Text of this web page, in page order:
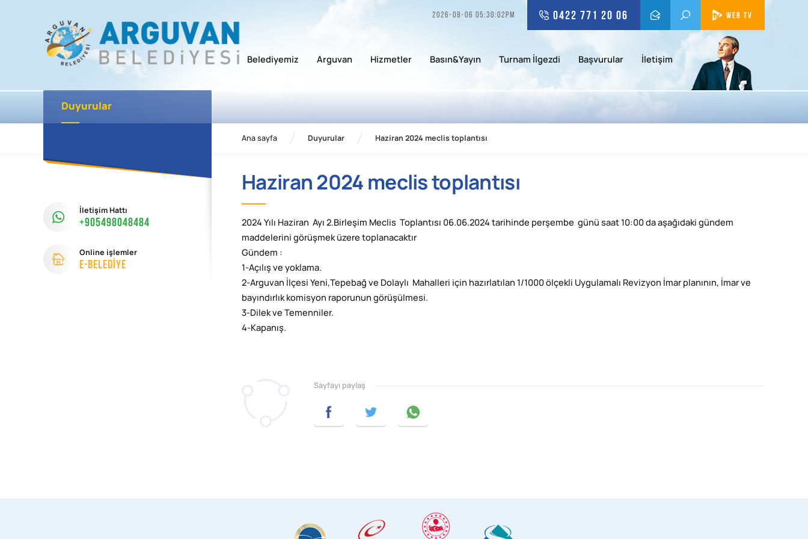
WEB TV
0422 771 20 06
2026-08-06 05:30:02pm
Belediyemiz Arguvan Hizmetler Basın&Yayın Turnam İlgezdi Başvurular İletişim
Ana sayfa Duyurular Haziran 2024 meclis toplantısı
Duyurular
İletişim Hattı
+905498048484
Online işlemler
e-Beledİye
Haziran 2024 meclis toplantısı
2024 Yılı Haziran Ayı 2.Birleşim Meclis Toplantısı 06.06.2024 tarihinde perşembe günü saat 10:00 da aşağıdaki gündem
maddelerini görüşmek üzere toplanacaktır
Gündem :
1-Açılış ve yoklama.
2-Arguvan İlçesi Yeni,Tepebağ ve Dolaylı Mahalleri için hazırlatılan 1/1000 ölçekli Uygulamalı Revizyon İmar planının, İmar ve
bayındırlık komisyon raporunun görüşülmesi.
3-Dilek ve Temenniler.
4-Kapanış.
Sayfayı paylaş